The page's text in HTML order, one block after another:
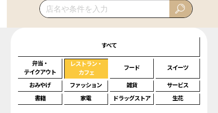
すべて
弁当・
テイクアウト
レストラン・
カフェ
フード スイーツ
おみやげ ファッション 雑貨
サービス
書籍
家電 ドラッグストア 生花